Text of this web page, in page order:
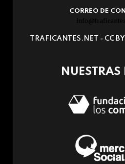
CORREO DE
TRAFICANTES.NET - CC
NUESTRAS